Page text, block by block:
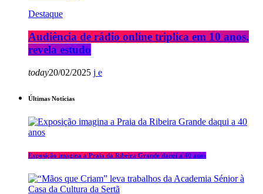
Destaque
Audiência de rádio online triplica em 10 anos,
revela estudo
today20/02/2025
Últimas Notícias
Exposição imagina a Praia da Ribeira Grande daqui a 40 anos